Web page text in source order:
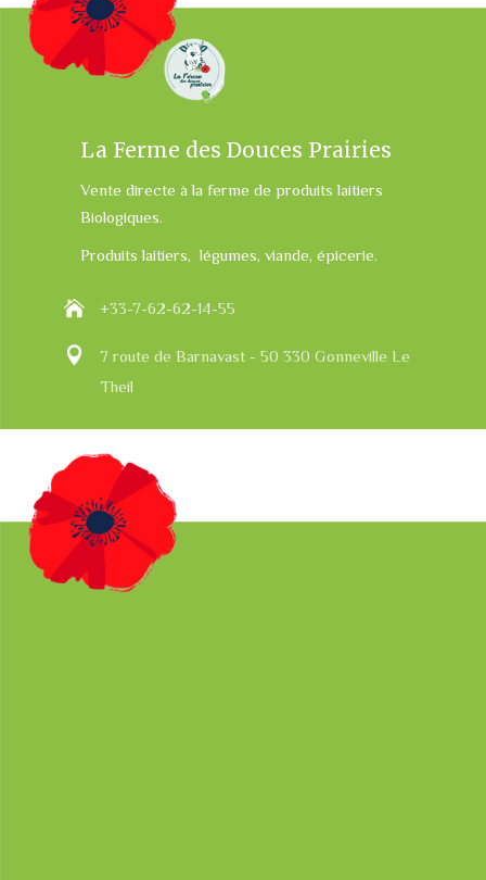
La Ferme des Douces Prairies
Vente directe à la ferme de produits laitiers
Biologiques.
Produits laitiers, légumes, viande, épicerie.
+33-7-62-62-14-55
7 route de Barnavast - 50 330 Gonneville Le
Theil